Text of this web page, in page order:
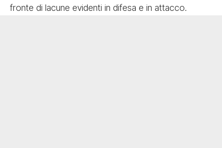
fronte di lacune evidenti in difesa e in attacco.